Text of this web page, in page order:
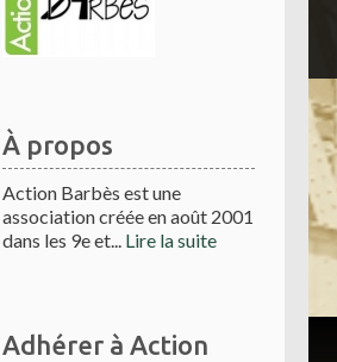
À propos
Action Barbès est une
association créée en août 2001
dans les 9e et... Lire la suite
Adhérer à Action